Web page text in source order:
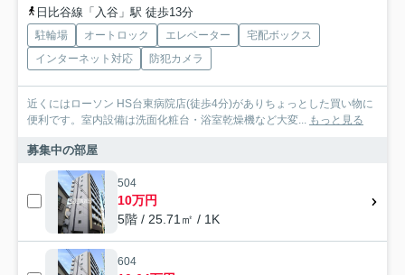
日比谷線「入谷」駅 徒歩13分
駐輪場 オートロック エレベーター
宅配ボックス
インターネット対応
防犯カメラ
近くにはローソン HS台東病院店(徒歩4分)がありちょっとした買い物に
便利です。室内設備は洗面化粧台・浴室乾燥機など大変...
もっと見る
募集中の部屋
504
10万円
5階 / 25.71㎡ / 1K
604